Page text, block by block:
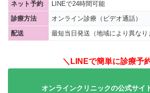
ネット予約
LINEで24時間可能
診療方法
オンライン診療（ビデオ通話）
配送
最短当日発送（地域により異なり
＼LINEで簡単に診療予
オンラインクリニックの公式サイ